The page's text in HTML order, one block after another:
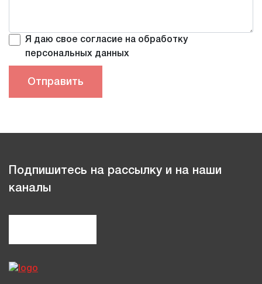
Я даю свое согласие на обработку
персональных данных
Подпишитесь на рассылку и на наши
каналы